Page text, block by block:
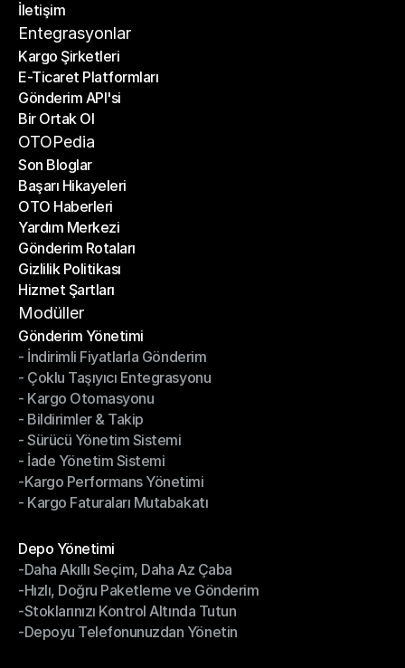
Fiyat Hesaplayıcı
İletişim
İletişim
Entegrasyonlar
Kargo Şirketleri
Kargo Şirketleri
E-Ticaret Platformları
E-Ticaret Platformları
Gönderim API'si
Gönderim API'si
Bir Ortak Ol
Bir Ortak Ol
OTOPedia
Son Bloglar
Son Bloglar
Başarı Hikayeleri
Başarı Hikayeleri
OTO Haberleri
OTO Haberleri
Yardım Merkezi
Yardım Merkezi
Gönderim Rotaları
Gönderim Rotaları
Gizlilik Politikası
Gizlilik Politikası
Hizmet Şartları
Hizmet Şartları
Modüller
Gönderim Yönetimi
Gönderim Yönetimi
- İndirimli Fiyatlarla Gönderim
- İndirimli Fiyatlarla Gönderim
- Çoklu Taşıyıcı Entegrasyonu
- Çoklu Taşıyıcı Entegrasyonu
- Kargo Otomasyonu
- Kargo Otomasyonu
- Bildirimler & Takip
- Bildirimler & Takip
- Sürücü Yönetim Sistemi
- Sürücü Yönetim Sistemi
- İade Yönetim Sistemi
- İade Yönetim Sistemi
-Kargo Performans Yönetimi
-Kargo Performans Yönetimi
- Kargo Faturaları Mutabakatı
Depo Yönetimi
Depo Yönetimi
-Daha Akıllı Seçim, Daha Az Çaba
-Daha Akıllı Seçim, Daha Az Çaba
-Hızlı, Doğru Paketleme ve Gönderim
-Hızlı, Doğru Paketleme ve Gönderim
-Stoklarınızı Kontrol Altında Tutun
-Stoklarınızı Kontrol Altında Tutun
-Depoyu Telefonunuzdan Yönetin